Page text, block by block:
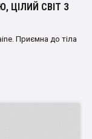
ЦІЛИЙ СВІТ З
Приємна до тіла